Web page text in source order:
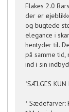
Flakes 2.0
der er
og bugtede
elegance i
hentyder til.
på samme
ind i sin
"SÆLGES
* Sædefarver: